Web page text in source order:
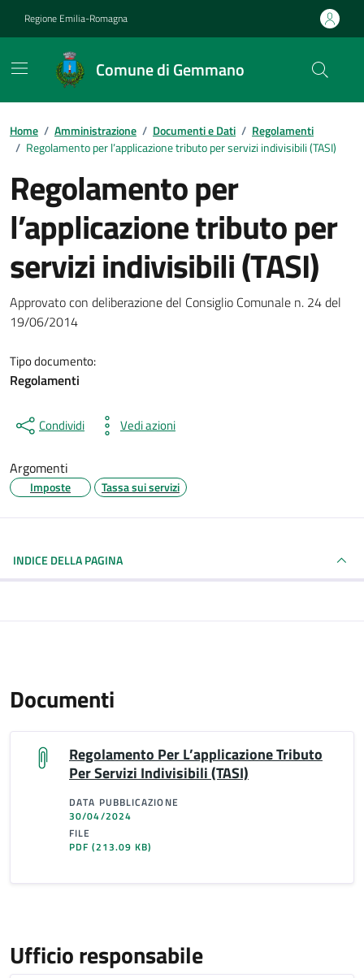
Regione Emilia-Romagna
Comune di Gemmano
Contenuti in evidenza
Home / Amministrazione / Documenti e Dati / Regolamenti
/ Regolamento per l’applicazione tributo per servizi indivisibili (TASI)
Regolamento per
l’applicazione tributo per
servizi indivisibili (TASI)
Dettagli del documento
Approvato con deliberazione del Consiglio Comunale n. 24 del
19/06/2014
Tipo documento:
Regolamenti
Condividi Vedi azioni
Argomenti
Imposte Tassa sui servizi
INDICE DELLA PAGINA
Documenti
Regolamento Per L’applicazione Tributo
Per Servizi Indivisibili (TASI)
DATA PUBBLICAZIONE
30/04/2024
FILE
PDF(213.09 KB)
Ufficio responsabile